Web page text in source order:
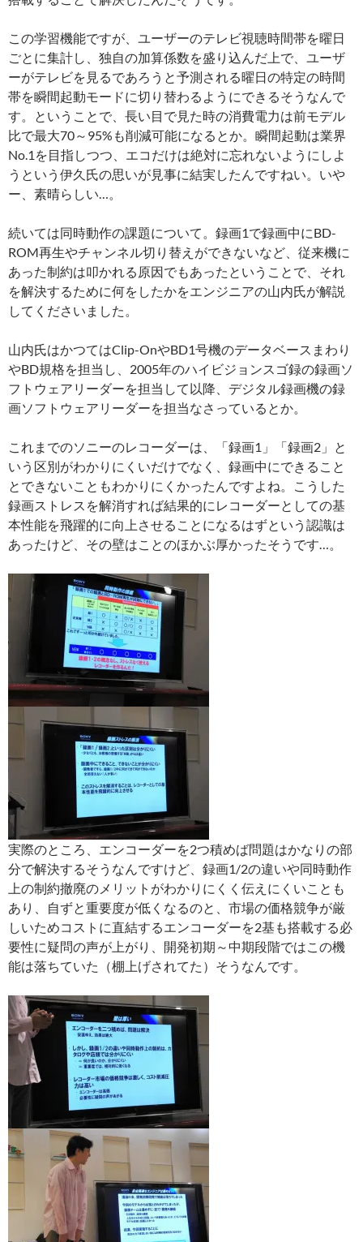
この学習機能ですが、ユーザーのテレビ視聴時間帯を曜日
ごとに集計し、独自の加算係数を盛り込んだ上で、ユーザ
ーがテレビを見るであろうと予測される曜日の特定の時間
帯を瞬間起動モードに切り替わるようにできるそうなんで
す。ということで、長い目で見た時の消費電力は前モデル
比で最大70～95%も削減可能になるとか。瞬間起動は業界
No.1を目指しつつ、エコだけは絶対に忘れないようにしよ
うという伊久氏の思いが見事に結実したんですねい。いや
ー、素晴らしい…。
続いては同時動作の課題について。録画1で録画中にBD-
ROM再生やチャンネル切り替えができないなど、従来機に
あった制約は叩かれる原因でもあったということで、それ
を解決するために何をしたかをエンジニアの山内氏が解説
してくださいました。
山内氏はかつてはClip-OnやBD1号機のデータベースまわり
やBD規格を担当し、2005年のハイビジョンスゴ録の録画ソ
フトウェアリーダーを担当して以降、デジタル録画機の録
画ソフトウェアリーダーを担当なさっているとか。
これまでのソニーのレコーダーは、「録画1」「録画2」と
いう区別がわかりにくいだけでなく、録画中にできること
とできないこともわかりにくかったんですよね。こうした
録画ストレスを解消すれば結果的にレコーダーとしての基
本性能を飛躍的に向上させることになるはずという認識は
あったけど、その壁はことのほかぶ厚かったそうです…。
実際のところ、エンコーダーを2つ積めば問題はかなりの部
分で解決するそうなんですけど、録画1/2の違いや同時動作
上の制約撤廃のメリットがわかりにくく伝えにくいことも
あり、自ずと重要度が低くなるのと、市場の価格競争が厳
しいためコストに直結するエンコーダーを2基も搭載する必
要性に疑問の声が上がり、開発初期～中期段階ではこの機
能は落ちていた（棚上げされてた）そうなんです。